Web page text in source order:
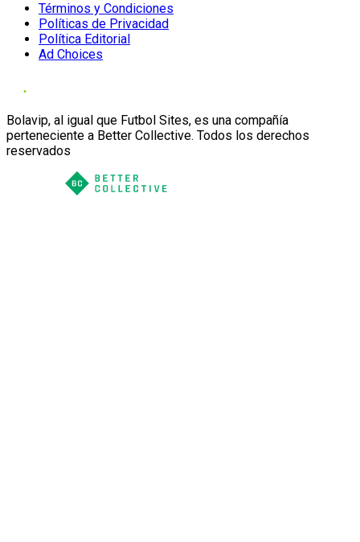
Términos y Condiciones
Políticas de Privacidad
Política Editorial
Ad Choices
Bolavip, al igual que Futbol Sites, es una compañía
perteneciente a Better Collective. Todos los derechos
reservados